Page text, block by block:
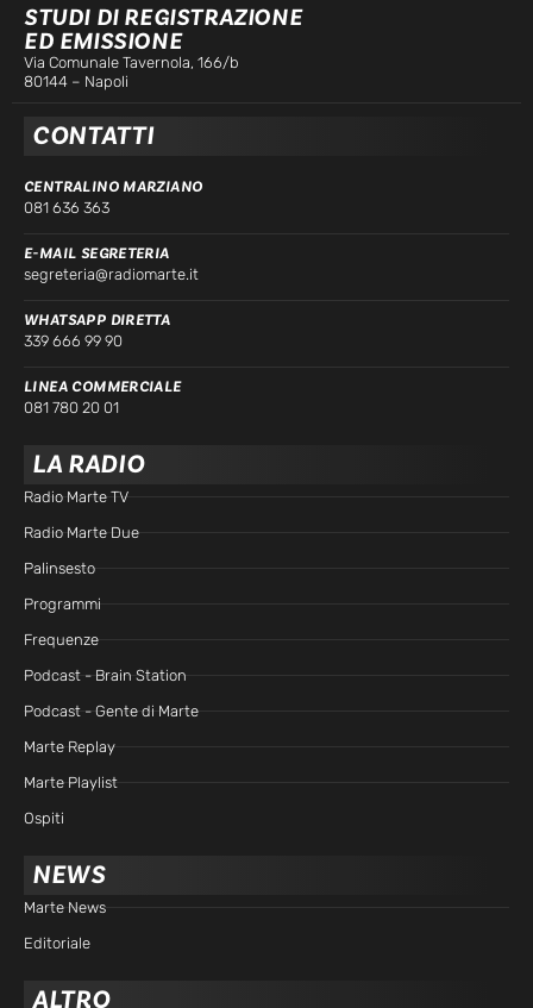
STUDI DI REGISTRAZIONE
ED EMISSIONE
Via Comunale Tavernola, 166/b
80144 – Napoli
CONTATTI
CENTRALINO MARZIANO
081 636 363
E-MAIL SEGRETERIA
segreteria@radiomarte.it
WHATSAPP DIRETTA
339 666 99 90
LINEA COMMERCIALE
081 780 20 01
LA RADIO
Radio Marte TV
Radio Marte Due
Palinsesto
Programmi
Frequenze
Podcast - Brain Station
Podcast - Gente di Marte
Marte Replay
Marte Playlist
Ospiti
NEWS
Marte News
Editoriale
ALTRO